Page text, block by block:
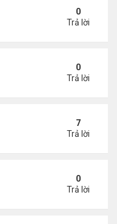
khai man $127 triệu...
0
Trả lời
biến thịt không đảm
0
Trả lời
Người Việt Vượt Biên
7
Trả lời
học sinh Việt ở Mỹ
0
Trả lời